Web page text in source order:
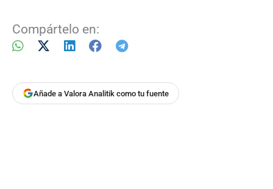
Compártelo en:
Añade a Valora Analitik como tu fuente